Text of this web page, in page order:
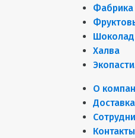
Фабрика
Шоколад
Халва
О
Контакты